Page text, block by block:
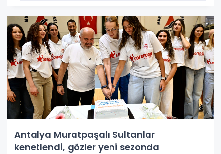
Antalya Muratpaşalı Sultanlar
kenetlendi, gözler yeni sezonda